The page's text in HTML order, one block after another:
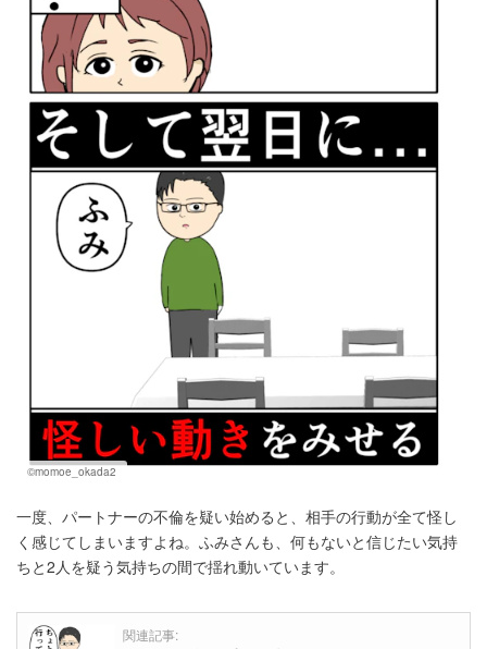
©momoe_okada2
一度、パートナーの不倫を疑い始めると、相手の行動が全て怪し
く感じてしまいますよね。ふみさんも、何もないと信じたい気持
ちと2人を疑う気持ちの間で揺れ動いています。
関連記事: